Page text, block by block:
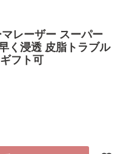
レーザー スーパー
く浸透 皮脂トラブル
フト可